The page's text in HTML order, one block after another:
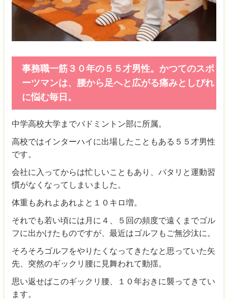
事務職一筋３０年の５５才男性。かつてのスポ
ーツマンは、腰から足へと広がる痛みとしびれ
に悩む毎日。
中学高校大学までバドミントン部に所属。
高校ではインターハイに出場したこともある５５才男性
です。
会社に入ってからは忙しいこともあり、パタリと運動習
慣がなくなってしまいました。
体重もあれよあれよと１０キロ増。
それでも若い頃には月に４、５回の頻度で遠くまでゴル
フに出かけたものですが、最近はゴルフもご無沙汰に。
そろそろゴルフをやりたくなってきたなと思っていた矢
先、突然のギックリ腰に見舞われて動揺。
思い返せばこのギックリ腰、１０年おきに襲ってきてい
ます。